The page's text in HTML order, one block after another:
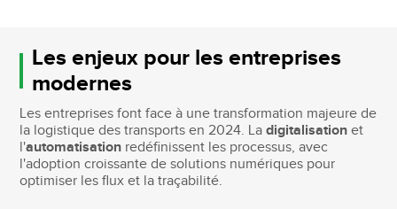
Les enjeux pour les entreprises
modernes
Les entreprises font face à une transformation majeure de
la logistique des transports en 2024. Ladigitalisation et
l'automatisation redéfinissent les processus, avec
l'adoption croissante de solutions numériques pour
optimiser les flux et la traçabilité.